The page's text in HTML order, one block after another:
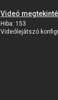
Videó
Hiba: 153
Videólejátszó